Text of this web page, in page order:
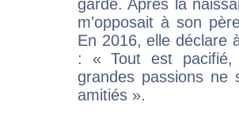
garde. Après la
m’opposait à son
En 2016, elle déclare
: « Tout est pacifié,
grandes passions ne
amitiés ».